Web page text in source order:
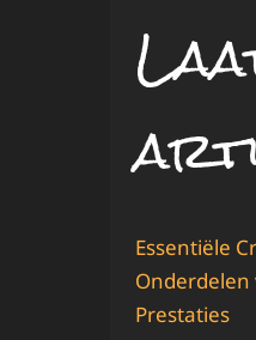
Essentiële
Onderdelen
Prestaties